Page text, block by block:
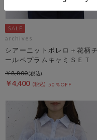
archives
シアーニットボレロ＋花柄
ールペプラムキャミＳＥＴ
￥4,400 50％OFF
￥8,800